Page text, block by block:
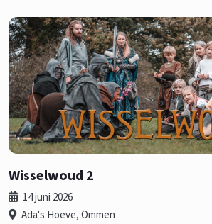
Wisselwoud 2
14 juni 2026
Ada's Hoeve, Ommen